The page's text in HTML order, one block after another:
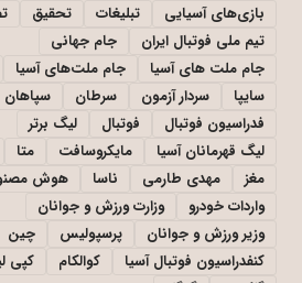
بازی‌های آسیایی
تبلیغات تحقیق
تیم ملی فوتبال ایران
جام جهانی
جام ملت های آسیا
جام ملت‌های آسیا
سایپا
سردار آزمون سرطان سپاهان
فدراسیون فوتبال
فوتبال
لیگ برتر
لیگ قهرمانان آسیا
مایکروسافت متا
مغز
مهدی طارمی ناسا
هوش
واردات خودرو
وزارت ورزش و جوانان
وزیر ورزش و جوانان
پرسپولیس چین
کنفدراسیون فوتبال آسیا
کوالکام
کپی